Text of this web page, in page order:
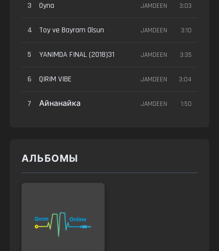
3 Oyna JAMDEEN 3:03
4 Toy ve Bayram Olsun JAMDEEN 3:10
5 YANIMDA FINAL (2018)31 JAMDEEN 3:35
6 QIRIM VIBE JAMDEEN 3:04
7 Айнанайка JAMDEEN 1:50
АЛЬБОМЫ